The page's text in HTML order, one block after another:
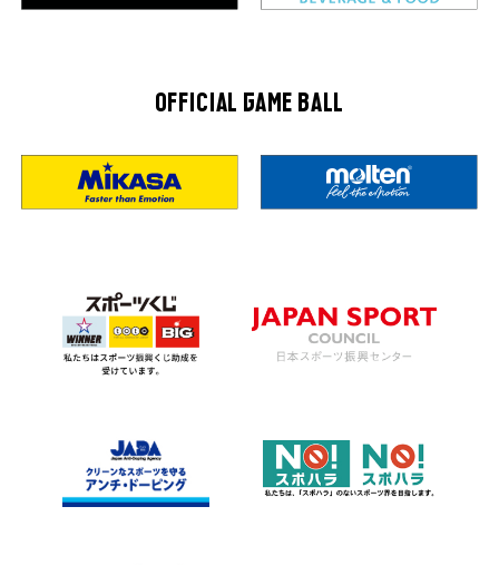
OFFICIAL GAME BALL